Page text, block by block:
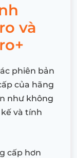
và
phiên bản
của hãng
như không
và tính
cấp hơn